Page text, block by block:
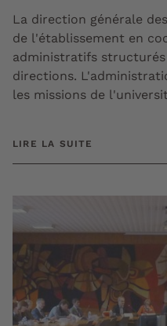
La direction générale
de l'établissement en
administratifs
directions.
les missions de
LIRE LA SUITE